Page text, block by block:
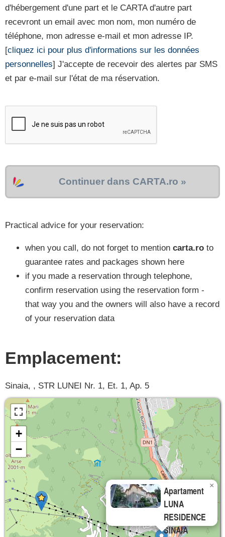
d'hébergement d'une part et le CARTA d'autre part
recevront un email avec mon nom, mon numéro de
téléphone, mon adresse e-mail et mon adresse IP.
[cliquez ici pour plus d'informations sur les données
personnelles] J'accepte de recevoir des alertes par SMS
et par e-mail sur l'état de ma réservation.
Continuer dans CARTA.ro »
Practical advice for your reservation:
when you call, do not forget to mention carta.ro to
guarantee rates and packages shown here
if you made a reservation through telephone,
confirm reservation using the reservation form -
that way you and the owners will also have a record
of your reservation data
Emplacement:
Sinaia, , STR LUNEI Nr. 1, Et. 1, Ap. 5
Apartament
LUNA
RESIDENCE
SINAIA
×
+
−